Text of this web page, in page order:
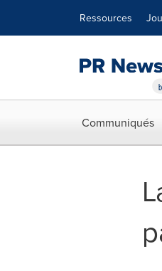
Ressources
Communiqués